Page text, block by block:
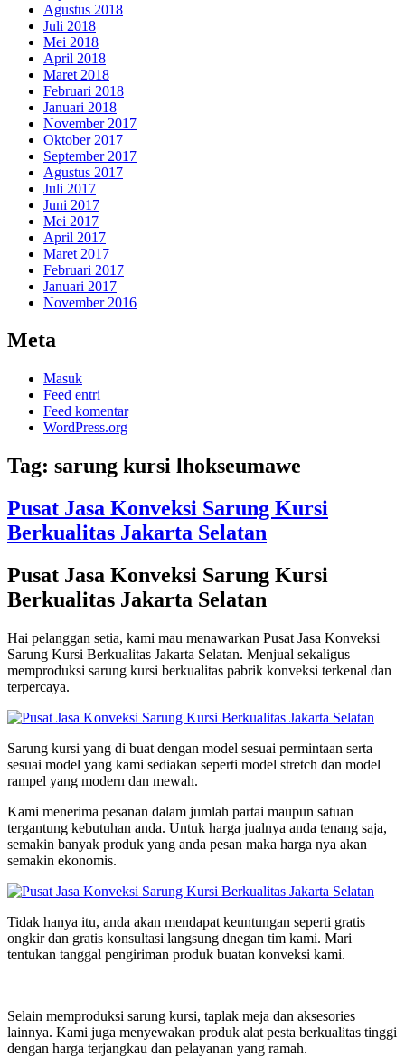
Agustus 2018
Juli 2018
Mei 2018
April 2018
Maret 2018
Februari 2018
Januari 2018
November 2017
Oktober 2017
September 2017
Agustus 2017
Juli 2017
Juni 2017
Mei 2017
April 2017
Maret 2017
Februari 2017
Januari 2017
November 2016
Meta
Masuk
Feed entri
Feed komentar
WordPress.org
Tag: sarung kursi lhokseumawe
Pusat Jasa Konveksi Sarung Kursi
Berkualitas Jakarta Selatan
Pusat Jasa Konveksi Sarung Kursi
Berkualitas Jakarta Selatan
Hai pelanggan setia, kami mau menawarkan Pusat Jasa Konveksi
Sarung Kursi Berkualitas Jakarta Selatan. Menjual sekaligus
memproduksi sarung kursi berkualitas pabrik konveksi terkenal dan
terpercaya.
Sarung kursi yang di buat dengan model sesuai permintaan serta
sesuai model yang kami sediakan seperti model stretch dan model
rampel yang modern dan mewah.
Kami menerima pesanan dalam jumlah partai maupun satuan
tergantung kebutuhan anda. Untuk harga jualnya anda tenang saja,
semakin banyak produk yang anda pesan maka harga nya akan
semakin ekonomis.
Tidak hanya itu, anda akan mendapat keuntungan seperti gratis
ongkir dan gratis konsultasi langsung dnegan tim kami. Mari
tentukan tanggal pengiriman produk buatan konveksi kami.
Selain memproduksi sarung kursi, taplak meja dan aksesories
lainnya. Kami juga menyewakan produk alat pesta berkualitas tinggi
dengan harga terjangkau dan pelayanan yang ramah.